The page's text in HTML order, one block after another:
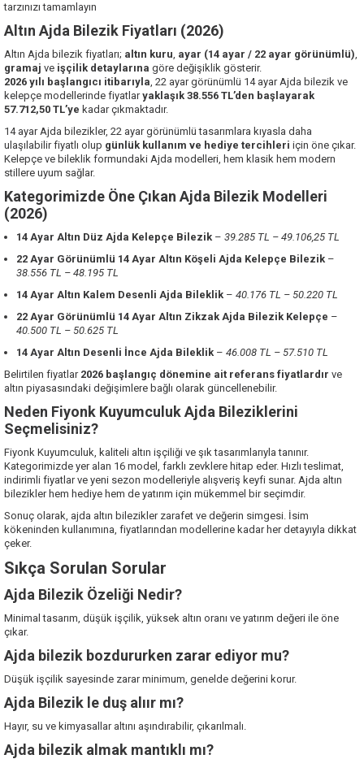
tarzınızı tamamlayın
Altın Ajda Bilezik Fiyatları (2026)
Altın Ajda bilezik fiyatları; altın kuru, ayar (14 ayar / 22 ayar görünümlü),
gramaj ve işçilik detaylarına göre değişiklik gösterir.
2026 yılı başlangıcı itibarıyla, 22 ayar görünümlü 14 ayar Ajda bilezik ve
kelepçe modellerinde fiyatlaryaklaşık 38.556 TL’den başlayarak
57.712,50 TL’ye kadar çıkmaktadır.
14 ayar Ajda bilezikler, 22 ayar görünümlü tasarımlara kıyasla daha
ulaşılabilir fiyatlı olup günlük kullanım ve hediye tercihleri için öne çıkar.
Kelepçe ve bileklik formundaki Ajda modelleri, hem klasik hem modern
stillere uyum sağlar.
Kategorimizde Öne Çıkan Ajda Bilezik Modelleri
(2026)
14 Ayar Altın Düz Ajda Kelepçe Bilezik – 39.285 TL – 49.106,25 TL
22 Ayar Görünümlü 14 Ayar Altın Köşeli Ajda Kelepçe Bilezik –
38.556 TL – 48.195 TL
14 Ayar Altın Kalem Desenli Ajda Bileklik – 40.176 TL – 50.220 TL
22 Ayar Görünümlü 14 Ayar Altın Zikzak Ajda Bilezik Kelepçe –
40.500 TL – 50.625 TL
14 Ayar Altın Desenli İnce Ajda Bileklik – 46.008 TL – 57.510 TL
Belirtilen fiyatlar 2026 başlangıç dönemine ait referans fiyatlardır ve
altın piyasasındaki değişimlere bağlı olarak güncellenebilir.
Neden Fiyonk Kuyumculuk Ajda Bileziklerini
Seçmelisiniz?
Fiyonk Kuyumculuk, kaliteli altın işçiliği ve şık tasarımlarıyla tanınır.
Kategorimizde yer alan 16 model, farklı zevklere hitap eder. Hızlı teslimat,
indirimli fiyatlar ve yeni sezon modelleriyle alışveriş keyfi sunar. Ajda altın
bilezikler hem hediye hem de yatırım için mükemmel bir seçimdir.
Sonuç olarak, ajda altın bilezikler zarafet ve değerin simgesi. İsim
kökeninden kullanımına, fiyatlarından modellerine kadar her detayıyla dikkat
çeker.
Sıkça Sorulan Sorular
Ajda Bilezik Özeliği Nedir?
Minimal tasarım, düşük işçilik, yüksek altın oranı ve yatırım değeri ile öne
çıkar.
Ajda bilezik bozdururken zarar ediyor mu?
Düşük işçilik sayesinde zarar minimum, genelde değerini korur.
Ajda Bilezik le duş alıır mı?
Hayır, su ve kimyasallar altını aşındırabilir, çıkarılmalı.
Ajda bilezik almak mantıklı mı?